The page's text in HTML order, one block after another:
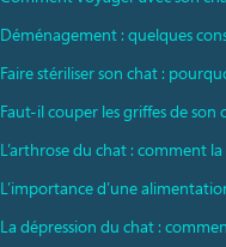
Déménagement : quelques
Faire stériliser son chat :
Faut-il couper les griffes de son
L’arthrose du chat : comment
L’importance d’une
La dépression du chat :